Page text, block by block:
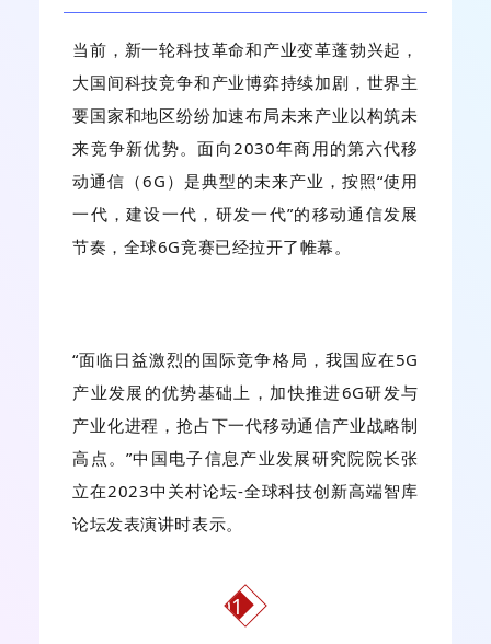
当前，新一轮科技革命和产业变革蓬勃兴起，
大国间科技竞争和产业博弈持续加剧，世界主
要国家和地区纷纷加速布局未来产业以构筑未
来竞争新优势。面向2030年商用的第六代移
动通信（6G）是典型的未来产业，按照“使用
一代，建设一代，研发一代”的移动通信发展
节奏，全球6G竞赛已经拉开了帷幕。
“面临日益激烈的国际竞争格局，我国应在5G
产业发展的优势基础上，加快推进6G研发与
产业化进程，抢占下一代移动通信产业战略制
高点。”中国电子信息产业发展研究院院长张
立在2023中关村论坛-全球科技创新高端智库
论坛发表演讲时表示。
01